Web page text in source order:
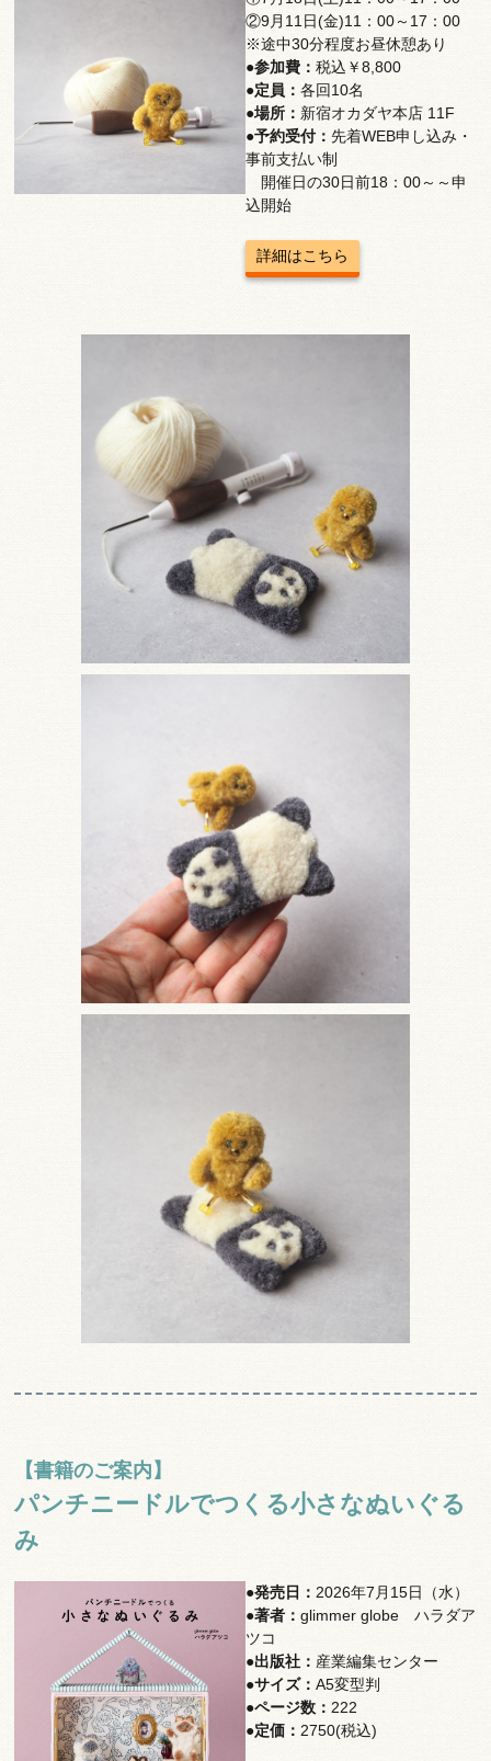
②9月11日(金)11：00～17：00
※途中30分程度お昼休憩あり
●参加費： 税込￥8,800
●定員： 各回10名
●場所： 新宿オカダヤ本店 11F
●予約受付： 先着WEB申し込み・
事前支払い制
開催日の30日前18：00～～申
込開始
詳細はこちら
【書籍のご案内】
パンチニードルでつくる小さなぬいぐる
み
●発売日： 2026年7月15日（水）
●著者： glimmer globe ハラダア
ツコ
●出版社： 産業編集センター
●サイズ： A5変型判
●ページ数： 222
●定価： 2750(税込)